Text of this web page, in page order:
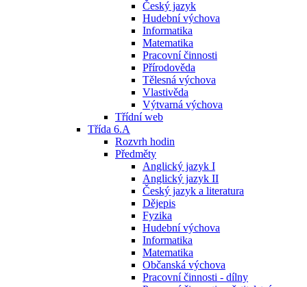
Český jazyk
Hudební výchova
Informatika
Matematika
Pracovní činnosti
Přírodověda
Tělesná výchova
Vlastivěda
Výtvarná výchova
Třídní web
Třída 6.A
Rozvrh hodin
Předměty
Anglický jazyk I
Anglický jazyk II
Český jazyk a literatura
Dějepis
Fyzika
Hudební výchova
Informatika
Matematika
Občanská výchova
Pracovní činnosti - dílny